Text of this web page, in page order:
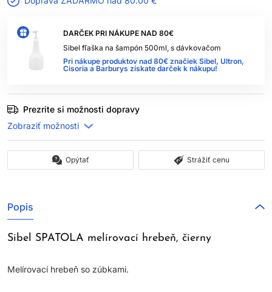
DARČEK PRI NÁKUPE NAD 80€
Sibel fľaška na šampón 500ml, s dávkovačom
Pri nákupe produktov nad 80€ značiek Sibel, Ultron,
Cisoria a Barburys získate darček k nákupu!
Prezrite si možnosti dopravy
Opýtať Strážiť cenu
Popis
Sibel SPATOLA melírovací hrebeň, čierny
Melírovací hrebeň so zúbkami.